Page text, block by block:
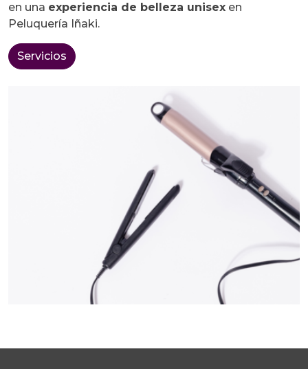
en una experiencia de belleza unisex en
Peluquería Iñaki.
Servicios